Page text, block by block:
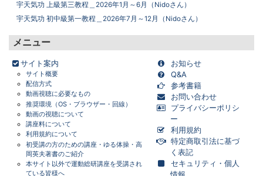
×
宇天気功 上級第三教程＿2026年1月～6月（Nidoさん）
宇天気功 初中級第一教程＿2026年7月～12月（Nidoさん）
メニュー
サイト案内
サイト概要
配信方式
動画視聴に必要なもの
推奨環境（OS・ブラウザー・回線）
動画の視聴について
講座料について
利用規約について
初受講の方のための講座・ゆる体操・高
岡英夫著書のご紹介
本サイト以外で運動総研講座を受講され
ている皆様へ
お知らせ
Q&A
参考書籍
お問い合わせ
プライバシーポリシ
ー
利用規約
特定商取引法に基づ
く表記
セキュリティ・個人
情報